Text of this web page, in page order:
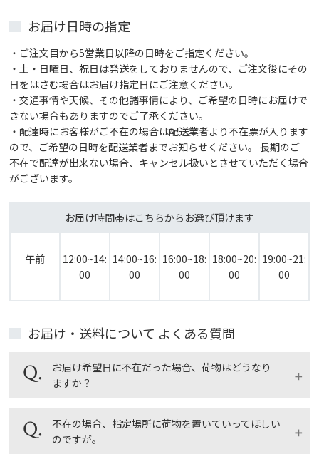
お届け日時の指定
・ご注文目から5営業日以降の日時をご指定ください。
・土・日曜日、祝日は発送をしておりませんので、ご注文後にその
日をはさむ場合はお届け指定日にご注意ください。
・交通事情や天候、その他諸事情により、ご希望の日時にお届けで
きない場合もありますのでご了承ください。
・配達時にお客様がご不在の場合は配送業者より不在票が入ります
ので、ご希望の日時を配送業者までお知らせください。 長期のご
不在で配達が出来ない場合、キャンセル扱いとさせていただく場合
がございます。
お届け時間帯はこちらからお選び頂けます
午前
12:00~14:
00
14:00~16:
00
16:00~18:
00
18:00~20:
00
19:00~21:
00
お届け・送料について よくある質問
お届け希望日に不在だった場合、荷物はどうなり
ますか？
配送業者の不在連絡票を確認のうえ、再配達依頼をし
てください。
不在の場合、指定場所に荷物を置いていってほしい
のですが。